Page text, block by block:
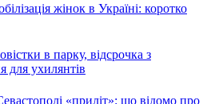
жінок в Україні: коротко
в парку, відсрочка з
для ухилянтів
«приліт»: що відомо про